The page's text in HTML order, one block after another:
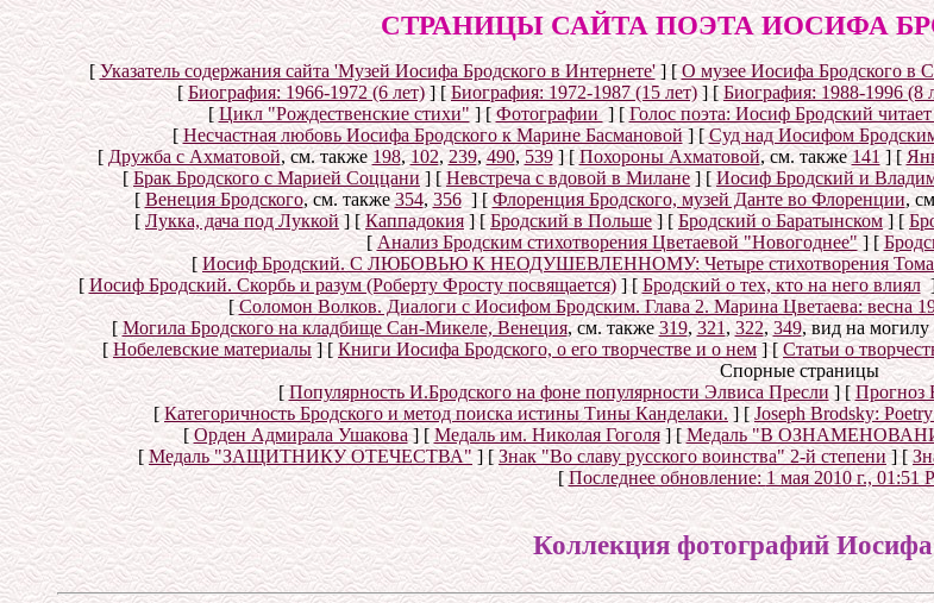
СТРАНИЦЫ САЙТА ПОЭТА ИОСИФА
[Указатель содержания сайта 'Музей Иосифа Бродского в Интернете'] [О музее Иосифа Бродского в
[Биография: 1966-1972 (6 лет)] [Биография: 1972-1987 (15 лет)] [Биография: 1988-1996 (8
[Цикл "Рождественские стихи" ] [Фотографии] [Голос поэта: Иосиф Бродский
[Несчастная любовь Иосифа Бродского к Марине Басмановой] [Суд над Иосифом
[ Дружба с Ахматовой, см. также 198,102,239,490,539] [Похороны Ахматовой, см. также141] [
[ Брак Бродского с Марией Соццани] [Невстреча с вдовой в Милане] [Иосиф Бродский и
[Венеция Бродского, см. также354, 356] [Флоренция Бродского, музей Данте во Флоренции,
[ Лукка, дача под Луккой] [Каппадокия] [Бродский в Польше] [Бродский о Баратынском] [
[ Анализ Бродским стихотворения Цветаевой "Новогоднее"] [
[Иосиф Бродский. С ЛЮБОВЬЮ К НЕОДУШЕВЛЕННОМУ: Четыре стихотворения
[ Иосиф Бродский. Скорбь и разум (Роберту Фросту посвящается)] [ Бродский о тех, кто на него влиял
[Соломон Волков. Диалоги с Иосифом Бродским. Глава 2. Марина Цветаева: весна
[Могила Бродского на кладбище Сан-Микеле, Венеция, см. также319,321, 322,349, вид на могилу
[ Нобелевские материалы] [ Книги Иосифа Бродского, о его творчестве и о нем] [ Статьи о
Спорные страницы
[Популярность И.Бродского на фоне популярности Элвиса Пресли] [ Прогноз
[Категоричность Бродского и метод поиска истины Тины Канделаки. ] [Joseph Brodsky:
[Орден Адмирала Ушакова] [ Медаль им. Николая Гоголя] [Медаль "В
[ Медаль "ЗАЩИТНИКУ ОТЕЧЕСТВА" ] [Знак "Во славу русского воинства" 2-й степени] [
[Последнее обновление:1 мая 2010 г., 01:51
Коллекция фотографий Иосифа